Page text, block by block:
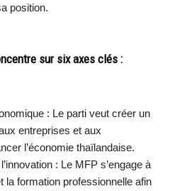
position.
sur six axes clés :
: Le parti veut créer un
entreprises et aux
l’économie thaïlandaise.
: Le MFP s’engage à
la formation professionnelle afin